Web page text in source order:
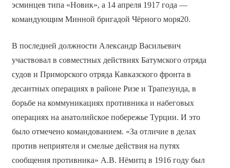
эсминцев типа «Новик», а 14 апреля 1917 года —
командующим Минной бригадой Чёрного моря20.
В последней должности Александр Васильевич
участвовал в совместных действиях Батумского отряда
судов и Приморского отряда Кавказского фронта в
десантных операциях в районе Ризе и Трапезунда, в
борьбе на коммуникациях противника и набеговых
операциях на анатолийское побережье Турции. И это
было отмечено командованием. «За отличие в делах
против неприятеля и смелые действия на путях
сообщения противника» А.В. Нёмитц в 1916 году был